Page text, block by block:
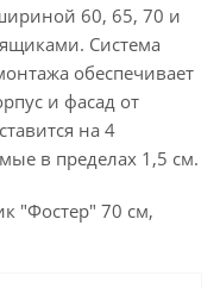
60, 65, 70 и
Система
обеспечивает
и фасад от
на 4
в пределах 1,5 см.
"Фостер" 70 см,